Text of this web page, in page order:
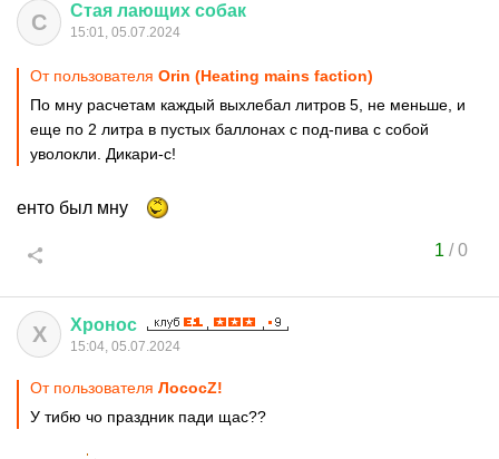
С Стая лающих собак
15:01, 05.07.2024
От пользователя Orin (Heating mains faction)
По мну расчетам каждый выхлебал литров 5, не меньше, и
еще по 2 литра в пустых баллонах с под-пива с собой
уволокли. Дикари-с!
енто был мну
1 /0
Х Хронос
15:04, 05.07.2024
От пользователя ЛососZ!
У тибю чо праздник пади щас??